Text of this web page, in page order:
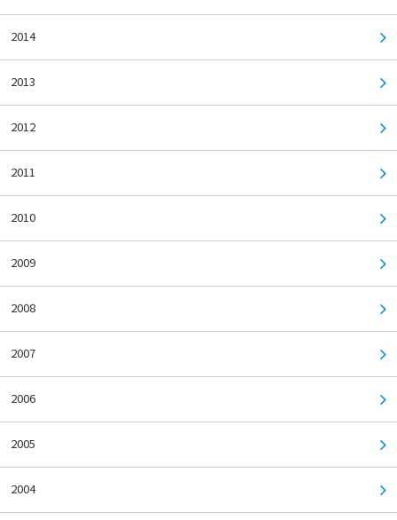
2014
2013
2012
2011
2010
2009
2008
2007
2006
2005
2004